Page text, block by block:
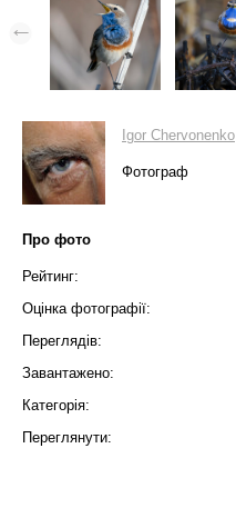
Igor Chervonenko
Фотограф
Про фото
Рейтинг:
Оцінка фотографії:
Переглядів:
Завантажено:
Категорія:
Переглянути: